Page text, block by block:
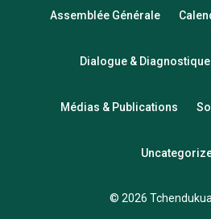
Assemblée Générale
Dialogue & Diagnostique
Médias & Publications
© 2026